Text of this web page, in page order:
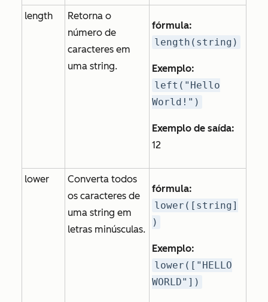
length
Retorna o
número de
caracteres em
uma string.
fórmula:
length(string)
Exemplo:
left("Hello
World!")
Exemplo de saída:
12
lower
Converta todos
os caracteres de
uma string em
letras minúsculas.
fórmula:
lower([string]
)
Exemplo:
lower(["HELLO
WORLD"])